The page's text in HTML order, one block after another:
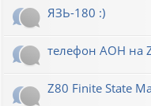
ЯЗЬ-180 :)
телефон АОН на
Z80 Finite State